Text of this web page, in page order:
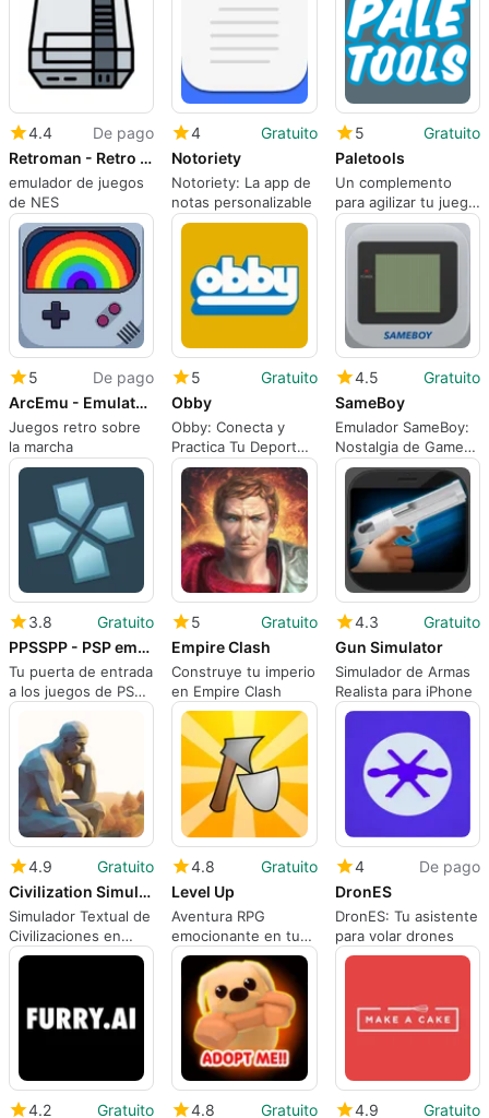
4.4
De pago
Retroman - Retro game emulator
emulador de juegos
de NES
4
Gratuito
Notoriety
Notoriety: La app de
notas personalizable
5
Gratuito
Paletools
Un complemento
para agilizar tu juego
en Ultimate Team
5
De pago
ArcEmu - Emulator by Arcadia
Juegos retro sobre
la marcha
5
Gratuito
Obby
Obby: Conecta y
Practica Tu Deporte
Favorito
4.5
Gratuito
SameBoy
Emulador SameBoy:
Nostalgia de Game
Boy en tu iPhone
3.8
Gratuito
PPSSPP - PSP emulator
Tu puerta de entrada
a los juegos de PSP
en móvil
5
Gratuito
Empire Clash
Construye tu imperio
en Empire Clash
4.3
Gratuito
Gun Simulator
Simulador de Armas
Realista para iPhone
4.9
Gratuito
Civilization Simulator
Simulador Textual de
Civilizaciones en
iPhone
4.8
Gratuito
Level Up
Aventura RPG
emocionante en tu
iPhone
4
De pago
DronES
DronES: Tu asistente
para volar drones
4.2
Gratuito
4.8
Gratuito
4.9
Gratuito